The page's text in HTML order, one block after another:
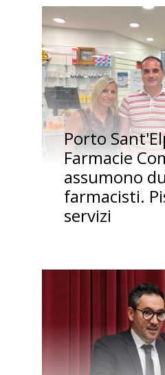
Porto
Farmacie
assumono
farmacisti.
servizi